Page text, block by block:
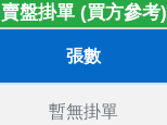
賣盤掛單 (買方參考)
張數
暫無掛單